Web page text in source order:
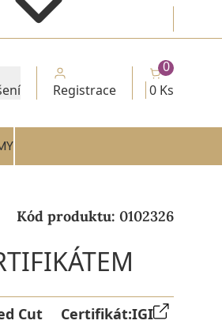
Registrace 0 Ks
0
Kód produktu: 0102326
Cut Certifikát:IGI